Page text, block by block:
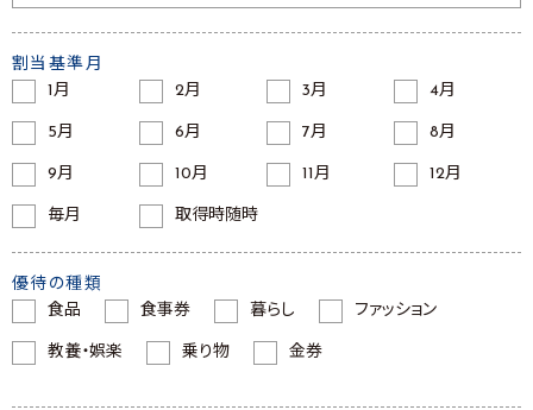
割当基準月
1月
2月 3月 4月
5月 6月 7月 8月
9月 10月 11月 12月
毎月 取得時随時
優待の種類
食品
食事券 暮らし ファッション
教養・娯楽 乗り物 金券